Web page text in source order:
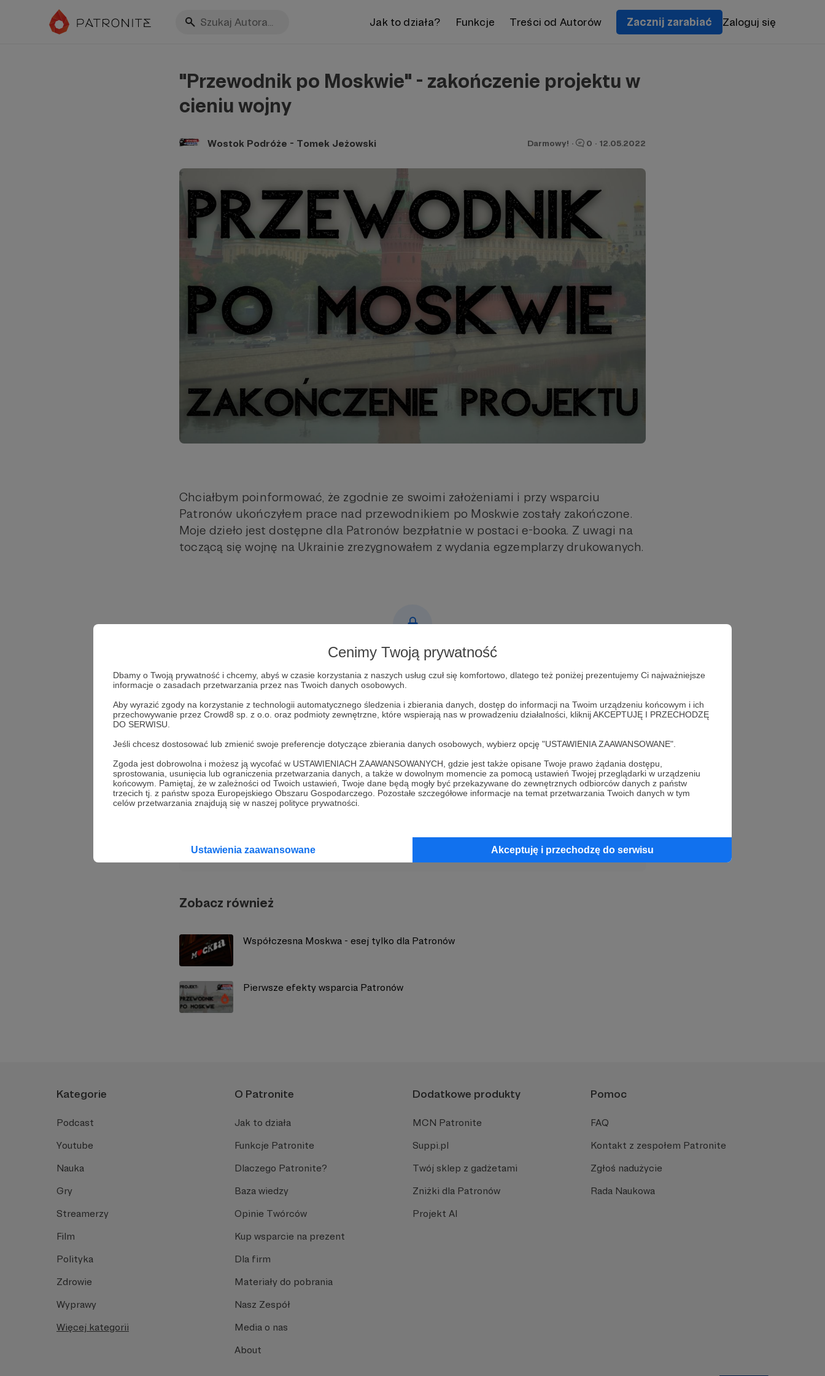
Cenimy Twoją prywatność
Dbamy o Twoją prywatność i chcemy, abyś w czasie korzystania z naszych usług czuł się komfortowo, dlatego też poniżej prezentujemy Ci najważniejsze
informacje o zasadach przetwarzania przez nas Twoich danych osobowych.
Aby wyrazić zgody na korzystanie z technologii automatycznego śledzenia i zbierania danych, dostęp do informacji na Twoim urządzeniu końcowym i ich
przechowywanie przez Crowd8 sp. z o.o. oraz podmioty zewnętrzne, które wspierają nas w prowadzeniu działalności, kliknij AKCEPTUJĘ I PRZECHODZĘ
DO SERWISU.
Jeśli chcesz dostosować lub zmienić swoje preferencje dotyczące zbierania danych osobowych, wybierz opcję "USTAWIENIA ZAAWANSOWANE".
Zgoda jest dobrowolna i możesz ją wycofać w USTAWIENIACH ZAAWANSOWANYCH, gdzie jest także opisane Twoje prawo żądania dostępu,
sprostowania, usunięcia lub ograniczenia przetwarzania danych, a także w dowolnym momencie za pomocą ustawień Twojej przeglądarki w urządzeniu
końcowym. Pamiętaj, że w zależności od Twoich ustawień, Twoje dane będą mogły być przekazywane do zewnętrznych odbiorców danych z państw
trzecich tj. z państw spoza Europejskiego Obszaru Gospodarczego. Pozostałe szczegółowe informacje na temat przetwarzania Twoich danych w tym
celów przetwarzania znajdują się w naszej polityce prywatności.
Ustawienia zaawansowane Akceptuję i przechodzę do serwisu
Jak to działa? Funkcje Treści od Autorów Zacznij zarabiać Zaloguj się
"Przewodnik po Moskwie" - zakończenie projektu w
cieniu wojny
Wostok Podróże - Tomek Jeżowski Darmowy! · 0 · 12.05.2022
Chciałbym poinformować, że zgodnie ze swoimi założeniami i przy wsparciu
Patronów ukończyłem prace nad przewodnikiem po Moskwie zostały zakończone.
Moje dzieło jest dostępne dla Patronów bezpłatnie w postaci e-booka. Z uwagi na
toczącą się wojnę na Ukrainie zrezygnowałem z wydania egzemplarzy drukowanych.
Post dostępny tylko dla Patronów
Aby zobaczyć ten materiał musisz być zalogowany
Zostań Patronem
Zaloguj się
Udostępnij
Wostok Podróże - Tomek Jeżowski Zobacz profil autora
Zobacz również
Współczesna Moskwa - esej tylko dla Patronów
Pierwsze efekty wsparcia Patronów
Kategorie
Podcast
Youtube
Nauka
Gry
Streamerzy
Film
Polityka
Zdrowie
Wyprawy
Więcej kategorii
O Patronite
Jak to działa
Funkcje Patronite
Dlaczego Patronite?
Baza wiedzy
Opinie Twórców
Kup wsparcie na prezent
Dla firm
Materiały do pobrania
Nasz Zespół
Media o nas
About
Dodatkowe produkty
MCN Patronite
Suppi.pl
Twój sklep z gadżetami
Zniżki dla Patronów
Projekt AI
Pomoc
FAQ
Kontakt z zespołem Patronite
Zgłoś nadużycie
Rada Naukowa